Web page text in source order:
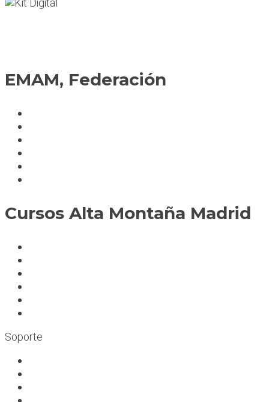
EMAM, Federación
Cursos Alta Montaña Madrid
Soporte